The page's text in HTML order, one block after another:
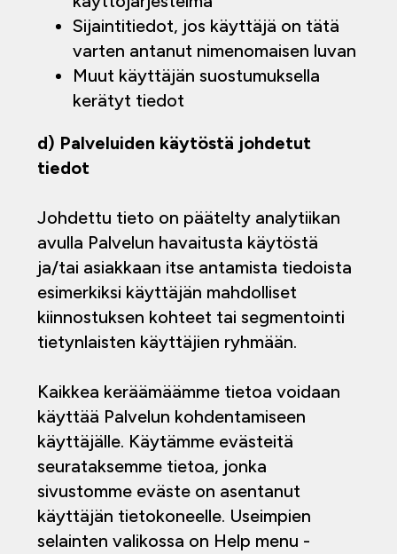
Sijaintitiedot, jos käyttäjä on tätä
varten antanut nimenomaisen luvan
Muut käyttäjän suostumuksella
kerätyt tiedot
d) Palveluiden käytöstä johdetut
tiedot
Johdettu tieto on päätelty analytiikan
avulla Palvelun havaitusta käytöstä
ja/tai asiakkaan itse antamista tiedoista
esimerkiksi käyttäjän mahdolliset
kiinnostuksen kohteet tai segmentointi
tietynlaisten käyttäjien ryhmään.
Kaikkea keräämäämme tietoa voidaan
käyttää Palvelun kohdentamiseen
käyttäjälle. Käytämme evästeitä
seurataksemme tietoa, jonka
sivustomme eväste on asentanut
käyttäjän tietokoneelle. Useimpien
selainten valikossa on Help menu -